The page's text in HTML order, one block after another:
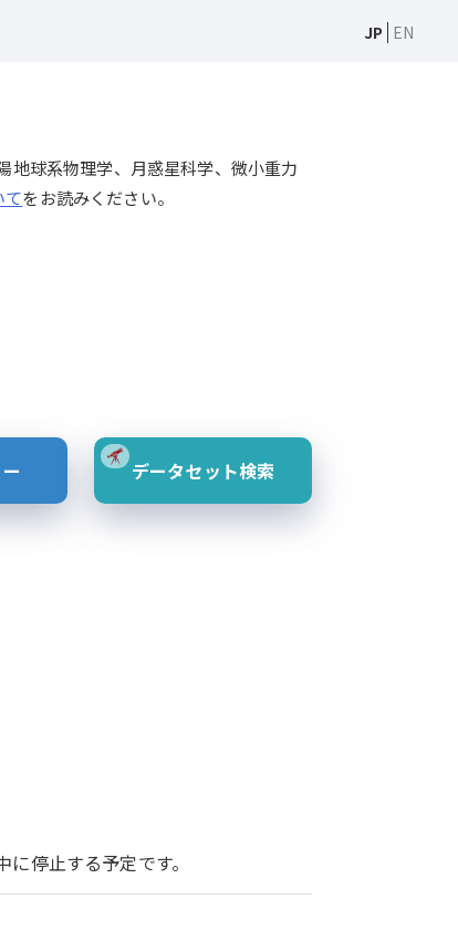
JP EN
球系物理学、月惑星科学、微小重力
てをお読みください。
データセット検索
停止する予定です。